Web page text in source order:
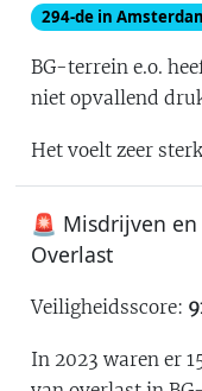
294-de in
BG-terrein e.o.
niet opvallend
Het voelt zeer
🚨 Misdrijven en
Overlast
Veiligheidsscore:
In 2023 waren er